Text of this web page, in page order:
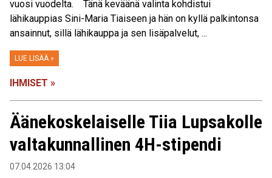
vuosi vuodelta. Tänä keväänä valinta kohdistui
lähikauppias Sini-Maria Tiaiseen ja hän on kyllä palkintonsa
ansainnut, sillä lähikauppa ja sen lisäpalvelut, ...
LUE LISÄÄ »
IHMISET »
Äänekoskelaiselle Tiia Lupsakolle
valtakunnallinen 4H-stipendi
07.04.2026 13:04